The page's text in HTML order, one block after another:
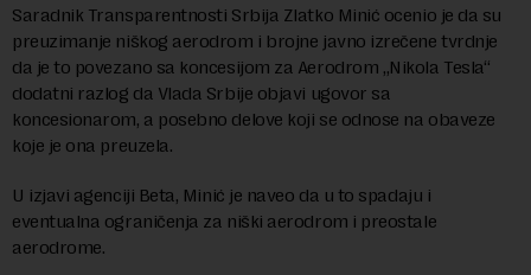
Saradnik Transparentnosti Srbija Zlatko Minić ocenio je da su
preuzimanje niškog aerodrom i brojne javno izrečene tvrdnje
da je to povezano sa koncesijom za Aerodrom „Nikola Tesla“
dodatni razlog da Vlada Srbije objavi ugovor sa
koncesionarom, a posebno delove koji se odnose na obaveze
koje je ona preuzela.
U izjavi agenciji Beta, Minić je naveo da u to spadaju i
eventualna ograničenja za niški aerodrom i preostale
aerodrome.